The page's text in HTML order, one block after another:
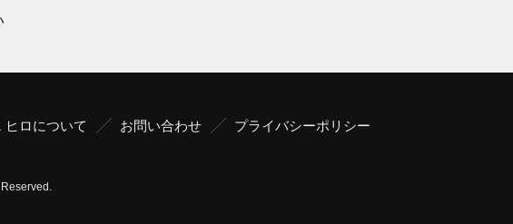
ヒロについて お問い合わせ プライバシーポリシー